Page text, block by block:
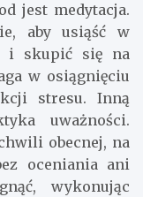
jest medytacja.
aby usiąść w
i skupić się na
w osiągnięciu
stresu. Inną
uważności.
obecnej, na
oceniania ani
wykonując